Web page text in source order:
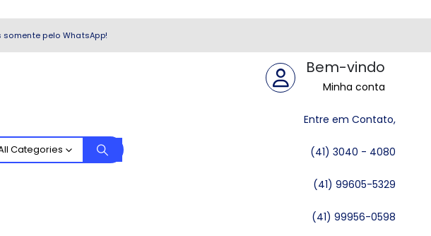
pelo WhatsApp!
Categories
Bem-vindo
Minha conta
Entre em Contato,
(41) 3040 - 4080
(41) 99605-5329
(41) 99956-0598